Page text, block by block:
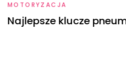
MOTORYZACJA
Najlepsze klucze